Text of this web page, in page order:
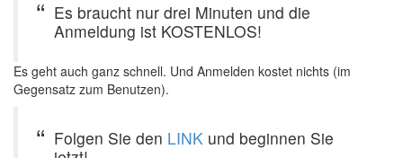
Es braucht nur drei Minuten und die
Anmeldung ist KOSTENLOS!
Es geht auch ganz schnell. Und Anmelden kostet nichts (im
Gegensatz zum Benutzen).
Folgen Sie den LINK und beginnen Sie